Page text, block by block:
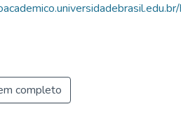
completo